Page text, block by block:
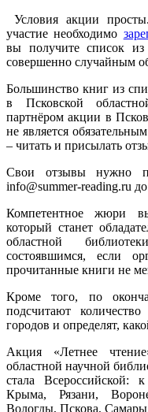
Условия акции
участие необходимо
вы получите список из
совершенно случайным
Большинство книг из
в Псковской
партнёром акции в
не является
– читать и присылать
Свои отзывы нужно
info@summer-reading.ru
Компетентное жюри
который станет
областной
состоявшимся, если
прочитанные книги не
Кроме того, по
подсчитают
городов и определят,
Акция «Летнее
областной научной
стала Всероссийской:
Крыма, Рязани,
Вологды, Пскова,